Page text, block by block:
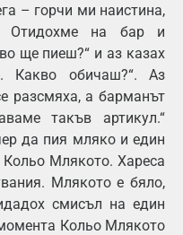
– горчи ми наистина,
Отидохме на бар и
ще пиеш?“ и аз казах
обичаш?“. Аз
разсмяха, а барманът
такъв артикул.“
да пия мляко и един
Млякото. Хареса
Млякото е бяло,
смисъл на един
Кольо Млякото